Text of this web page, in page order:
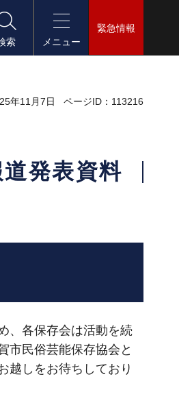
索
メニュー
緊急情報
年11月7日 ページID：113216
道発表資料
、各保存会は活動を続
市民俗芸能保存協会と
越しをお待ちしており